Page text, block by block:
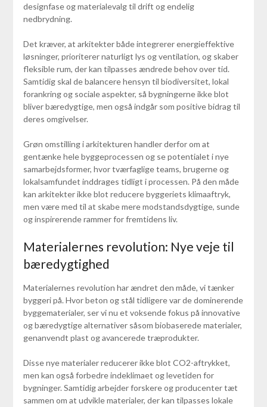
designfase og materialevalg til drift og endelig
nedbrydning.
Det kræver, at arkitekter både integrerer energieffektive
løsninger, prioriterer naturligt lys og ventilation, og skaber
fleksible rum, der kan tilpasses ændrede behov over tid.
Samtidig skal de balancere hensyn til biodiversitet, lokal
forankring og sociale aspekter, så bygningerne ikke blot
bliver bæredygtige, men også indgår som positive bidrag til
deres omgivelser.
Grøn omstilling i arkitekturen handler derfor om at
gentænke hele byggeprocessen og se potentialet i nye
samarbejdsformer, hvor tværfaglige teams, brugerne og
lokalsamfundet inddrages tidligt i processen. På den måde
kan arkitekter ikke blot reducere byggeriets klimaaftryk,
men være med til at skabe mere modstandsdygtige, sunde
og inspirerende rammer for fremtidens liv.
Materialernes revolution: Nye veje til
bæredygtighed
Materialernes revolution har ændret den måde, vi tænker
byggeri på. Hvor beton og stål tidligere var de dominerende
byggematerialer, ser vi nu et voksende fokus på innovative
og bæredygtige alternativer såsom biobaserede materialer,
genanvendt plast og avancerede træprodukter.
Disse nye materialer reducerer ikke blot CO2-aftrykket,
men kan også forbedre indeklimaet og levetiden for
bygninger. Samtidig arbejder forskere og producenter tæt
sammen om at udvikle materialer, der kan tilpasses lokale